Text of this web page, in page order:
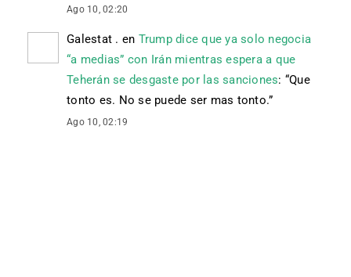
Ago 10, 02:20
Galestat . en Trump dice que ya solo negocia
“a medias” con Irán mientras espera a que
Teherán se desgaste por las sanciones: “Que
tonto es. No se puede ser mas tonto.”
Ago 10, 02:19